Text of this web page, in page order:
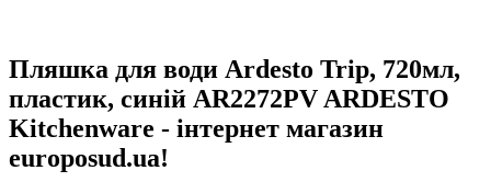
Пляшка для води Ardesto Trip, 720мл,
пластик, синій AR2272PV ARDESTO
Kitchenware - інтернет магазин
europosud.ua!